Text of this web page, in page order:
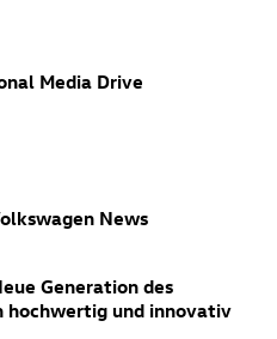
Media Drive
News
Generation des
hochwertig und innovativ